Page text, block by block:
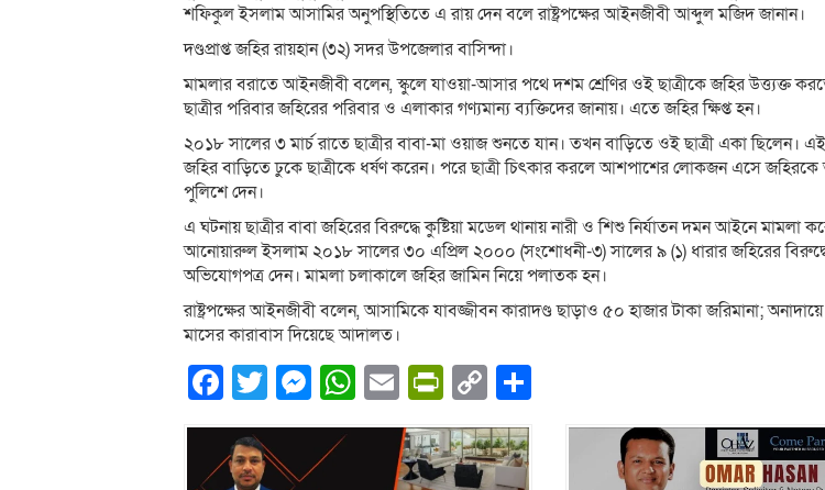
শফিকুল ইসলাম আসামির অনুপস্থিতিতে এ রায় দেন বলে রাষ্ট্রপক্ষের আইনজীবী আব্দুল মজিদ জানান।
দণ্ডপ্রাপ্ত জহির রায়হান (৩২) সদর উপজেলার বাসিন্দা।
মামলার বরাতে আইনজীবী বলেন, স্কুলে যাওয়া-আসার পথে দশম শ্রেণির ওই ছাত্রীকে জহির উত্ত্যক্ত
ছাত্রীর পরিবার জহিরের পরিবার ও এলাকার গণ্যমান্য ব্যক্তিদের জানায়। এতে জহির ক্ষিপ্ত হন।
২০১৮ সালের ৩ মার্চ রাতে ছাত্রীর বাবা-মা ওয়াজ শুনতে যান। তখন বাড়িতে ওই ছাত্রী একা ছিলেন।
জহির বাড়িতে ঢুকে ছাত্রীকে ধর্ষণ করেন। পরে ছাত্রী চিৎকার করলে আশপাশের লোকজন এসে
পুলিশে দেন।
এ ঘটনায় ছাত্রীর বাবা জহিরের বিরুদ্ধে কুষ্টিয়া মডেল থানায় নারী ও শিশু নির্যাতন দমন আইনে
আনোয়ারুল ইসলাম ২০১৮ সালের ৩০ এপ্রিল ২০০০ (সংশোধনী-৩) সালের ৯ (১) ধারার জহিরের
অভিযোগপত্র দেন। মামলা চলাকালে জহির জামিন নিয়ে পলাতক হন।
রাষ্ট্রপক্ষের আইনজীবী বলেন, আসামিকে যাবজ্জীবন কারাদণ্ড ছাড়াও ৫০ হাজার টাকা জরিমানা;
মাসের কারাবাস দিয়েছে আদালত।
Facebook
Twitter
Messenger
WhatsApp
EmailPrintFriendly
Copy
Link